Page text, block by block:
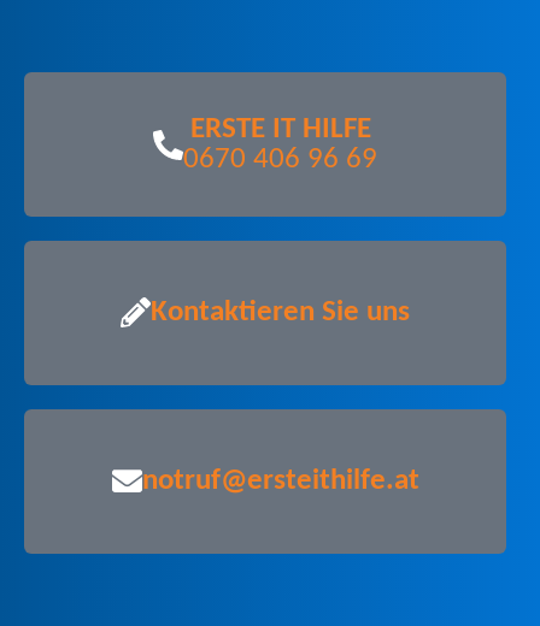
ERSTE IT HILFE
0670 406 96 69
Kontaktieren Sie uns
notruf@ersteithilfe.at